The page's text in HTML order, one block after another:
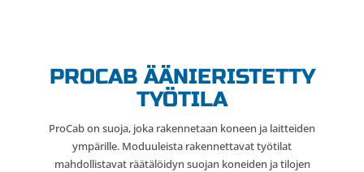
PROCAB ÄÄNIERISTETTY
TYÖTILA
ProCab on suoja, joka rakennetaan koneen ja laitteiden
ympärille. Moduuleista rakennettavat työtilat
mahdollistavat räätälöidyn suojan koneiden ja tilojen